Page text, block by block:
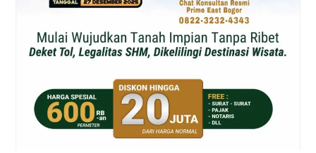
Citeureup